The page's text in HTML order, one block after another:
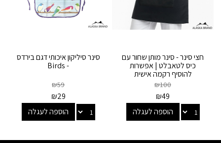
חצי סינר - סינר מותן שחור עם
כיס לטאבלט | אפשרות
להוסיף רקמה אישית
₪100
₪49
הוספה לעגלה
סינר סיליקון איכותי דגם בירדס
- Birds
₪59
₪29
הוספה לעגלה